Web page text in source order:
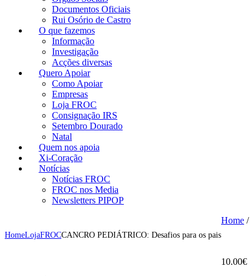
Documentos Oficiais
Rui Osório de Castro
O que fazemos
Informação
Investigação
Acções diversas
Quero Apoiar
Como Apoiar
Empresas
Loja FROC
Consignação IRS
Setembro Dourado
Natal
Quem nos apoia
Xi-Coração
Notícias
Notícias FROC
FROC nos Media
Newsletters PIPOP
HomeLojaFROCCANCRO PEDIÁTRICO: Desafios para os pais
Home /
10.00€